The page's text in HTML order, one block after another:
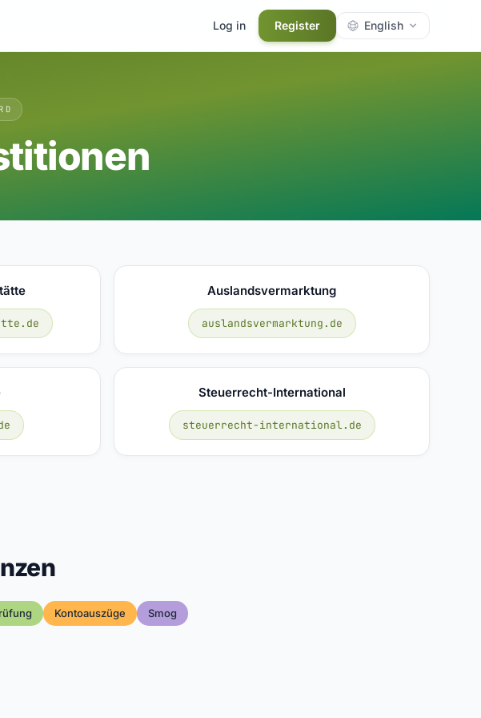
Log in Register English
Auslandsvermarktung
auslandsvermarktung.de
Steuerrecht-International
steuerrecht-international.de
Kontoauszüge Smog